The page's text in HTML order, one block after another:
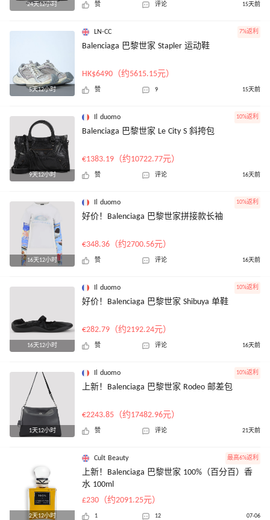
24天12小时 赞 评论 15天前
5天12小时
LN-CC 7%返利
Balenciaga 巴黎世家 Stapler 运动鞋
HK$6490（约5615.15元）
赞 9 15天前
9天12小时
Il duomo 10%返利
Balenciaga 巴黎世家 Le City S 斜挎包
€1383.19（约10722.77元）
赞 评论 16天前
16天12小时
Il duomo 10%返利
好价！Balenciaga 巴黎世家拼接款长袖
€348.36（约2700.56元）
赞 评论 16天前
16天12小时
Il duomo 10%返利
好价！Balenciaga 巴黎世家 Shibuya 单鞋
€282.79（约2192.24元）
赞 评论 16天前
1天12小时
Il duomo 10%返利
上新！Balenciaga 巴黎世家 Rodeo 邮差包
€2243.85（约17482.96元）
赞 评论 21天前
2天12小时
Cult Beauty 最高6%返利
上新！Balenciaga 巴黎世家 100%（百分百）香
水 100ml
£230（约2091.25元）
1 12 07-06